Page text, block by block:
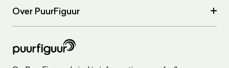
Over PuurFiguur